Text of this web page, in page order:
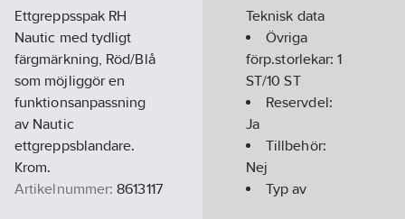
Ettgreppsspak RH
Nautic med tydligt
färgmärkning, Röd/Blå
som möjliggör en
funktionsanpassning
av Nautic
ettgreppsblandare.
Krom.
Artikelnummer: 8613117
Teknisk data
Övriga
förp.storlekar:1
ST/10 ST
Reservdel:
Ja
Tillbehör:
Nej
Typ av